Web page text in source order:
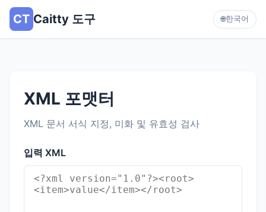
CT Caitty 도구 🌐한국어
XML 포맷터
XML 문서 서식 지정, 미화 및 유효성 검사
입력 XML